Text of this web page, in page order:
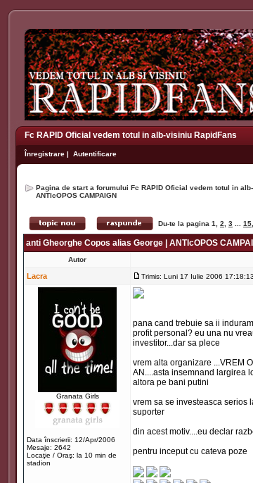
Fc RAPID Oficial vedem totul in alb-visiniu RapidFans
Înregistrare | Autentificare
Pagina de start a forumului Fc RAPID Oficial vedem totul in
ANTIcOPOS CAMPAIGN
Du-te la pagina 1 2 3 15
anti Gheorghe Copos alias George | ANTIcOPOS
Autor
Lacra Trimis: Luni 17 Iulie 2006 17:18:13
Granata Girls
Data înscrierii: 12/Apr/2006
Mesaje: 2642
Locaţie / Oraş: la 10 min de
stadion
pana cand trebuie sa ii
profit personal? eu una nu
investitor...dar sa plece
vrem alta organizare ...VREM
AN....asta insemnand largirea
altora pe bani putini
vrem sa se investeasca serios
suporter
din acest motiv....eu declar
pentru inceput cu cateva poze